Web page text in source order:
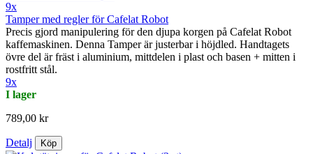
9x
Tamper med regler för Cafelat Robot
Precis gjord manipulering för den djupa korgen på Cafelat Robot
kaffemaskinen. Denna Tamper är justerbar i höjdled. Handtagets
övre del är fräst i aluminium, mittdelen i plast och basen + mitten i
rostfritt stål.
9x
I lager
789,00 kr
Detalj Köp